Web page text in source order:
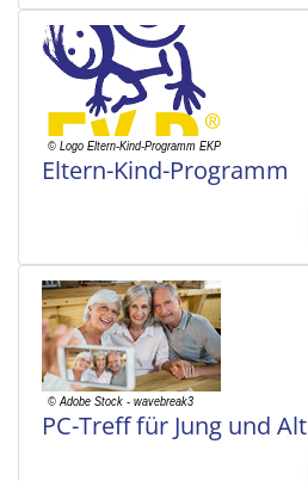
Eltern-Kind-Programm
PC-Treff für Jung und Alt